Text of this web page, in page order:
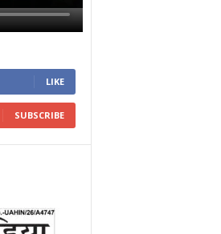
LIKE
SUBSCRIBE